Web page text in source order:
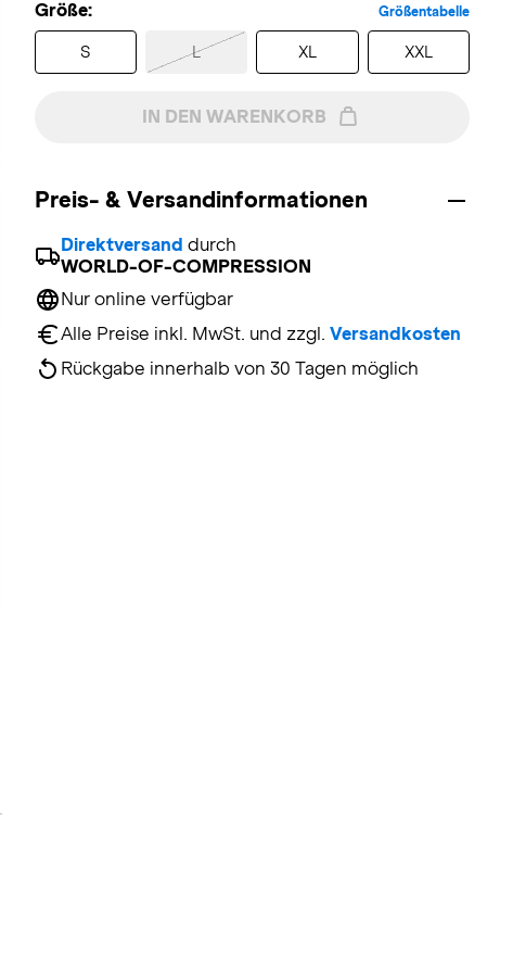
Größe: Größentabelle
S L XL XXL
IN DEN WARENKORB
Preis- & Versandinformationen
Direktversand durch
WORLD-OF-COMPRESSION
Nur online verfügbar
Alle Preise inkl. MwSt. und zzgl. Versandkosten
Rückgabe innerhalb von 30 Tagen möglich